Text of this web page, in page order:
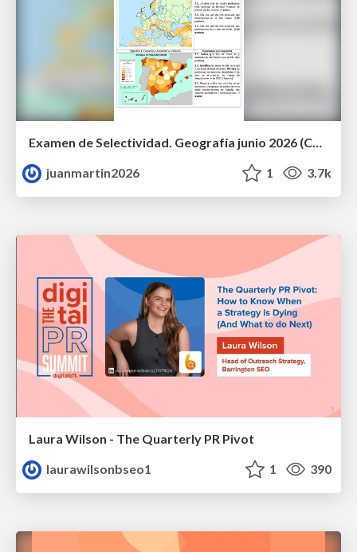
juanmartin2026
1 3.7k
Laura Wilson - The Quarterly PR Pivot
laurawilsonbseo1
1 390